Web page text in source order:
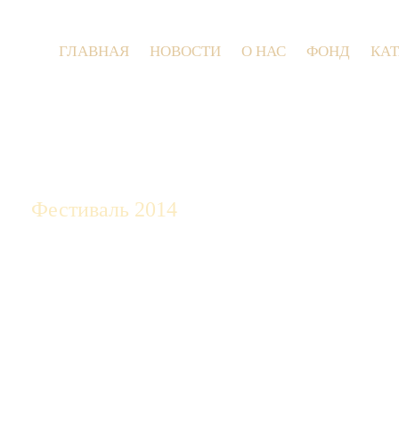
ГЛАВНАЯ НОВОСТИ О НАС ФОНД
Фестиваль 2014